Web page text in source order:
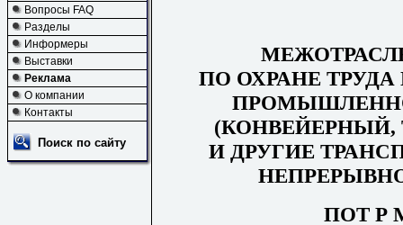
Вопросы FAQ
Разделы
Информеры
Выставки
Реклама
О компании
Контакты
Поиск по сайту
ПО ОХРАНЕ
И ДРУГИЕ
ПОТ Р